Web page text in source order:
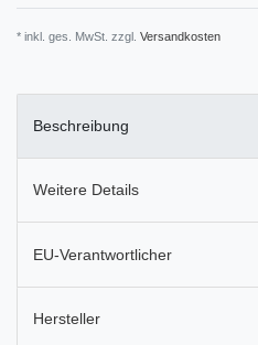
* inkl. ges. MwSt. zzgl. Versandkosten
Beschreibung
Weitere Details
EU-Verantwortlicher
Hersteller